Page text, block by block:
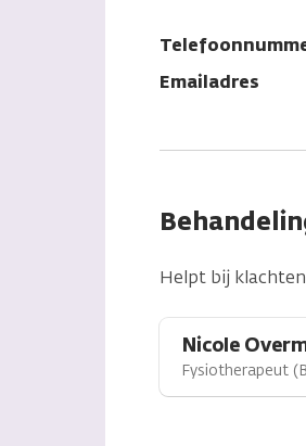
Emailadres
Helpt bij
Nicole
Fysiotherapeut